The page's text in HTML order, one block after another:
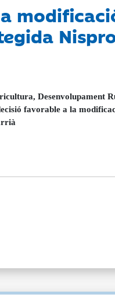
Desenvolupament
favorable a la